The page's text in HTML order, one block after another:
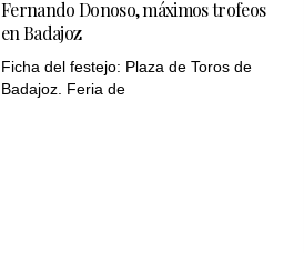
Fernando Donoso, máximos trofeos
en Badajoz
Ficha del festejo: Plaza de Toros de
Badajoz. Feria de